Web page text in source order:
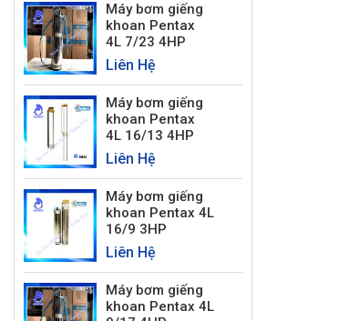
Máy bơm giếng
khoan Pentax
4L 7/23 4HP
Liên Hệ
Máy bơm giếng
khoan Pentax
4L 16/13 4HP
Liên Hệ
Máy bơm giếng
khoan Pentax 4L
16/9 3HP
Liên Hệ
Máy bơm giếng
khoan Pentax 4L